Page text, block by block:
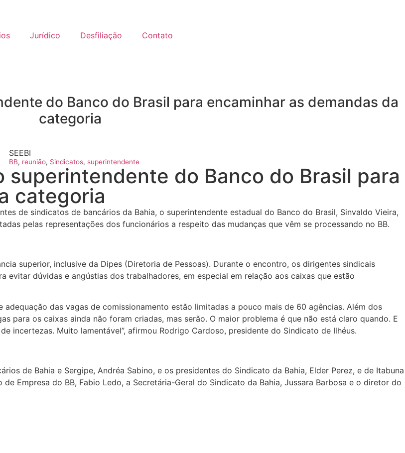
Jurídico Desfiliação Contato
do Banco do Brasil para encaminhar as demandas da
categoria
SEEBI
BB, reunião, Sindicatos, superintendente
superintendente do Banco do Brasil para
categoria
de sindicatos de bancários da Bahia, o superintendente estadual do Banco do Brasil, Sinvaldo Vieira,
pelas representações dos funcionários a respeito das mudanças que vêm se processando no BB.
superior, inclusive da Dipes (Diretoria de Pessoas). Durante o encontro, os dirigentes sindicais
evitar dúvidas e angústias dos trabalhadores, em especial em relação aos caixas que estão
das vagas de comissionamento estão limitadas a pouco mais de 60 agências. Além dos
para os caixas ainda não foram criadas, mas serão. O maior problema é que não está claro quando. E
incertezas. Muito lamentável”, afirmou Rodrigo Cardoso, presidente do Sindicato de Ilhéus.
de Bahia e Sergipe, Andréa Sabino, e os presidentes do Sindicato da Bahia, Elder Perez, e de Itabuna
Empresa do BB, Fabio Ledo, a Secretária-Geral do Sindicato da Bahia, Jussara Barbosa e o diretor do